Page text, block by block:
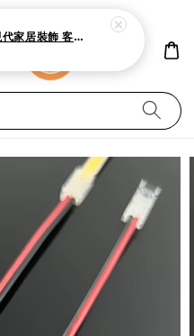
神祕黑釣魚落地燈 現代家居裝飾 客廳 書房與臥室立燈